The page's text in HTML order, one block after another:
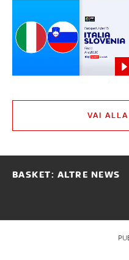
VAI
BASKET: ALTRE NEWS